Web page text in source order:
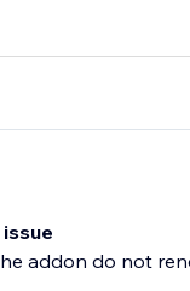
addon do not